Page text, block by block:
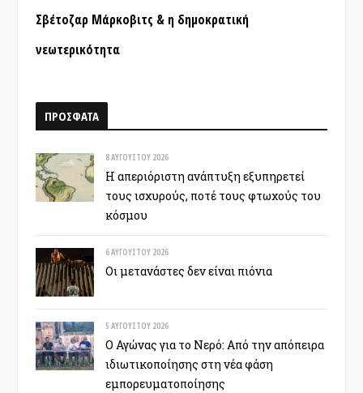
Σβέτοζαρ Μάρκοβιτς & η δημοκρατική
νεωτερικότητα
ΠΡΟΣΦΑΤΑ
8 ΑΥΓΟΎΣΤΟΥ 2026
Η απεριόριστη ανάπτυξη εξυπηρετεί
τους ισχυρούς, ποτέ τους φτωχούς του
κόσμου
6 ΑΥΓΟΎΣΤΟΥ 2026
Οι μετανάστες δεν είναι πιόνια
5 ΑΥΓΟΎΣΤΟΥ 2026
Ο Αγώνας για το Νερό: Από την απόπειρα
ιδιωτικοποίησης στη νέα φάση
εμπορευματοποίησης